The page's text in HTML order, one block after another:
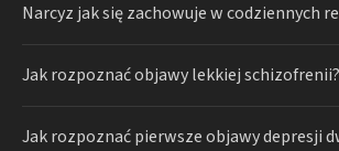
Narcyz jak się zachowuje w codziennych
Jak rozpoznać objawy lekkiej schizofrenii?
Jak rozpoznać pierwsze objawy depresji